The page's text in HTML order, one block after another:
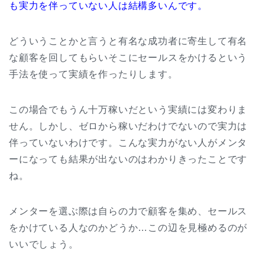
も実力を伴っていない人は結構多いんです。
どういうことかと言うと有名な成功者に寄生して有名
な顧客を回してもらいそこにセールスをかけるという
手法を使って実績を作ったりします。
この場合でもうん十万稼いだという実績には変わりま
せん。しかし、ゼロから稼いだわけでないので実力は
伴っていないわけです。こんな実力がない人がメンタ
ーになっても結果が出ないのはわかりきったことです
ね。
メンターを選ぶ際は自らの力で顧客を集め、セールス
をかけている人なのかどうか…この辺を見極めるのが
いいでしょう。